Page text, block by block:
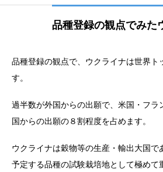
品種登録の観点でみた
品種登録の観点で、ウクライナは世界ト
す。
過半数が外国からの出願で、米国・フラ
国からの出願の８割程度を占めます。
ウクライナは穀物等の生産・輸出大国で
予定する品種の試験栽培地として極めて